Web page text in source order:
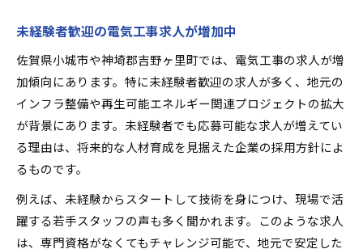
未経験者歓迎の電気工事求人が増加中
佐賀県小城市や神埼郡吉野ヶ里町では、電気工事の求人が増
加傾向にあります。特に未経験者歓迎の求人が多く、地元の
インフラ整備や再生可能エネルギー関連プロジェクトの拡大
が背景にあります。未経験者でも応募可能な求人が増えてい
る理由は、将来的な人材育成を見据えた企業の採用方針によ
るものです。
例えば、未経験からスタートして技術を身につけ、現場で活
躍する若手スタッフの声も多く聞かれます。このような求人
は、専門資格がなくてもチャレンジ可能で、地元で安定した